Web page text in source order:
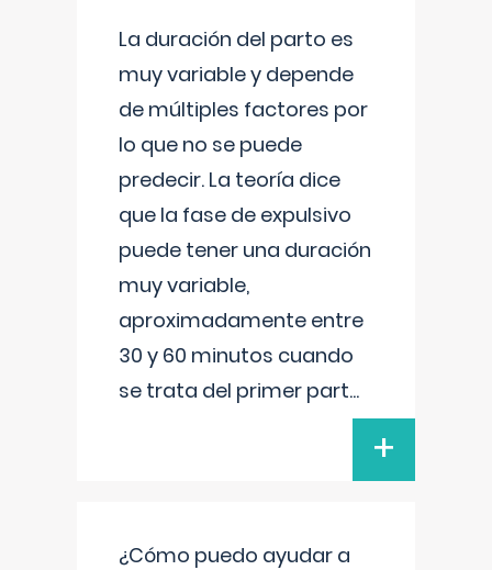
La duración del parto es
muy variable y depende
de múltiples factores por
lo que no se puede
predecir. La teoría dice
que la fase de expulsivo
puede tener una duración
muy variable,
aproximadamente entre
30 y 60 minutos cuando
se trata del primer part...
+
¿Cómo puedo ayudar a